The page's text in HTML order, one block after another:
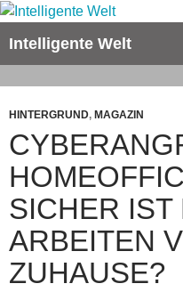
Zum
springen
Intelligente Welt
HINTERGRUND, MAGAZIN
SICHER IST
ARBEITEN
ZUHAUSE?